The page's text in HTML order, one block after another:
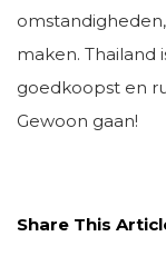
maken. Thailand
goedkoopst en
Gewoon gaan!
Share This